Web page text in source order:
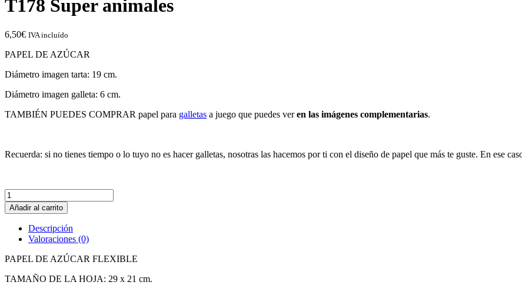
T178 Super animales
6,50€ IVA incluído
PAPEL DE AZÚCAR
Diámetro imagen tarta: 19 cm.
Diámetro imagen galleta: 6 cm.
TAMBIÉN PUEDES COMPRAR papel para galletas a juego que puedes ver en las imágenes complementarias.
Recuerda: si no tienes tiempo o lo tuyo no es hacer galletas, nosotras las hacemos por ti con el diseño de papel que más te guste. En ese
T178
Super
animales
cantidad
Añadir al carrito
Descripción
Valoraciones (0)
PAPEL DE AZÚCAR FLEXIBLE
TAMAÑO DE LA HOJA: 29 x 21 cm.